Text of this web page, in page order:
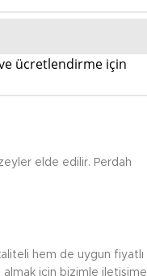
ücretlendirme için
elde edilir. Perdah
hem de uygun fiyatlı
almak için bizimle iletişime